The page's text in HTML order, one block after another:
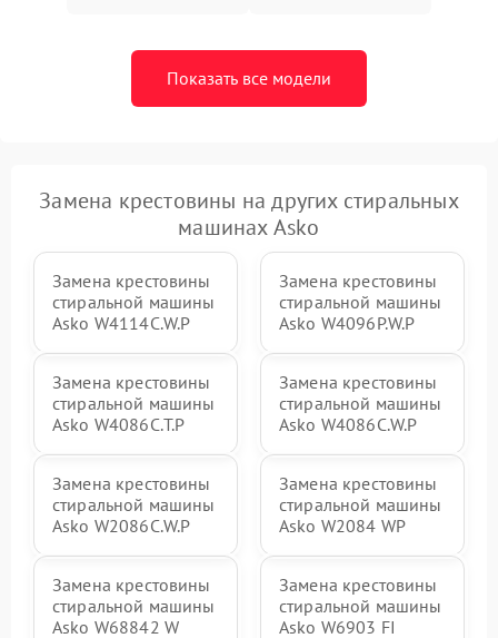
Показать все модели
Замена крестовины на других стиральных
машинах Asko
Замена крестовины
стиральной машины
Asko W4114C.W.P
Замена крестовины
стиральной машины
Asko W4096P.W.P
Замена крестовины
стиральной машины
Asko W4086C.T.P
Замена крестовины
стиральной машины
Asko W4086C.W.P
Замена крестовины
стиральной машины
Asko W2086C.W.P
Замена крестовины
стиральной машины
Asko W2084 WP
Замена крестовины
стиральной машины
Asko W68842 W
Замена крестовины
стиральной машины
Asko W6903 FI